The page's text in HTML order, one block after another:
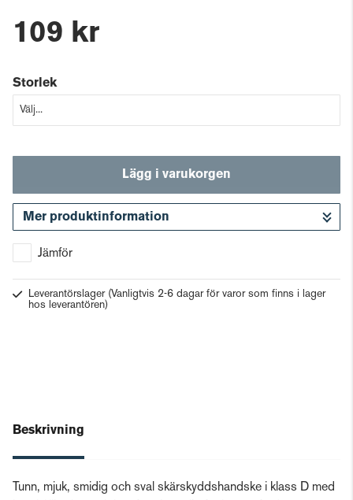
109 kr
Storlek
Lägg i varukorgen
Mer produktinformation
Jämför
Leverantörslager (Vanligtvis 2-6 dagar för varor som finns i lager
hos leverantören)
Beskrivning
Tunn, mjuk, smidig och sval skärskyddshandske i klass D med